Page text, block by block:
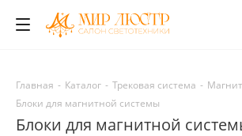
Главная - Каталог - Трековая система -
Блоки для магнитной системы
Блоки для магнитной